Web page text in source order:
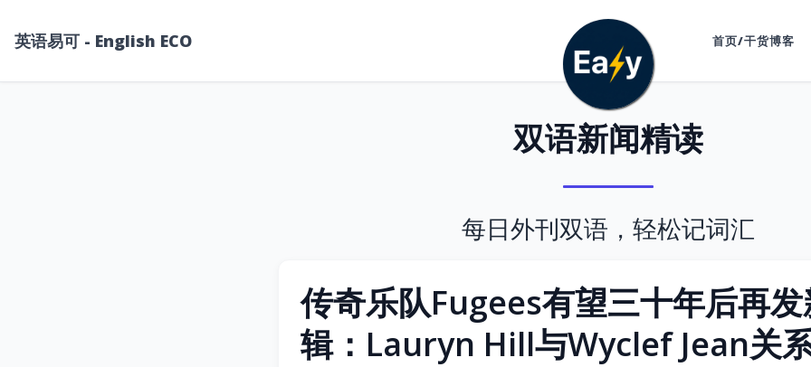
英语易可 - English ECO 首页/干货博客
双语新闻精读
每日外刊双语，轻松记词汇
传奇乐队Fugees有望三十年后再
辑：Lauryn Hill与Wyclef Jean关